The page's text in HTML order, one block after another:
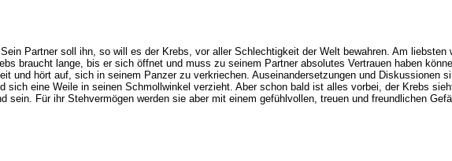
Partner soll ihn, so will es der Krebs, vor aller Schlechtigkeit der Welt bewahren. Am liebsten
braucht lange, bis er sich öffnet und muss zu seinem Partner absolutes Vertrauen haben
und hört auf, sich in seinem Panzer zu verkriechen. Auseinandersetzungen und Diskussionen
eine Weile in seinen Schmollwinkel verzieht. Aber schon bald ist alles vorbei, der Krebs
sein. Für ihr Stehvermögen werden sie aber mit einem gefühlvollen, treuen und freundlichen